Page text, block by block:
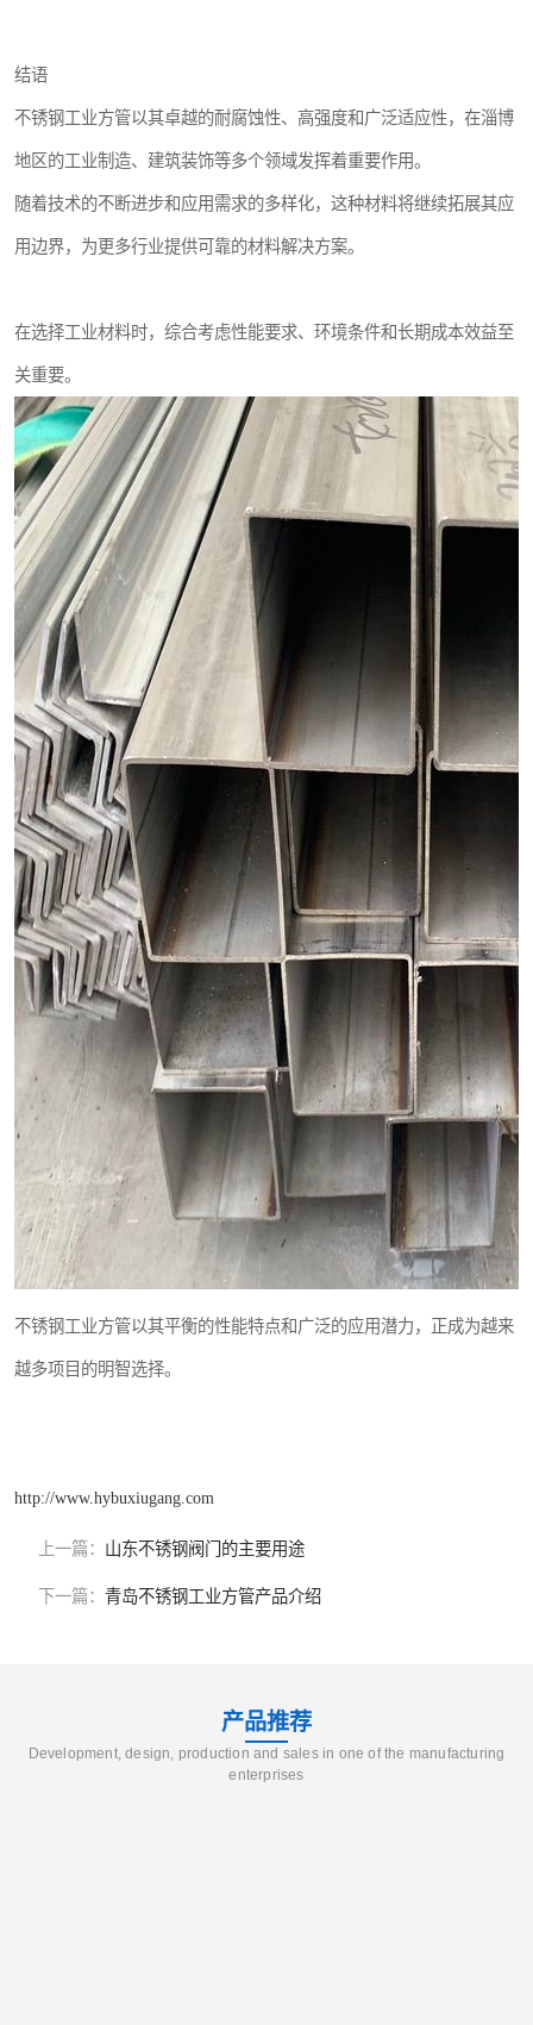
结语
不锈钢工业方管以其卓越的耐腐蚀性、高强度和广泛适应性，在淄博
地区的工业制造、建筑装饰等多个领域发挥着重要作用。
随着技术的不断进步和应用需求的多样化，这种材料将继续拓展其应
用边界，为更多行业提供可靠的材料解决方案。
在选择工业材料时，综合考虑性能要求、环境条件和长期成本效益至
关重要。
不锈钢工业方管以其平衡的性能特点和广泛的应用潜力，正成为越来
越多项目的明智选择。
http://www.hybuxiugang.com
上一篇： 山东不锈钢阀门的主要用途
下一篇： 青岛不锈钢工业方管产品介绍
产品推荐
Development, design, production and sales in one of the manufacturing
enterprises